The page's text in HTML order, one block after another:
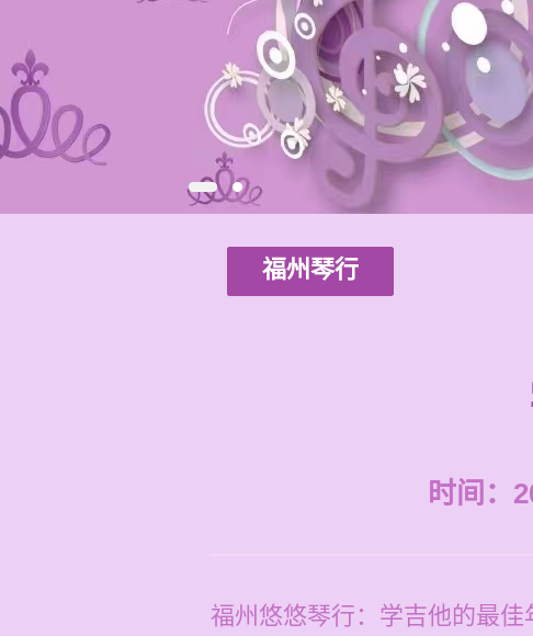
福州琴行
时间：
福州悠悠琴行：学吉他的最